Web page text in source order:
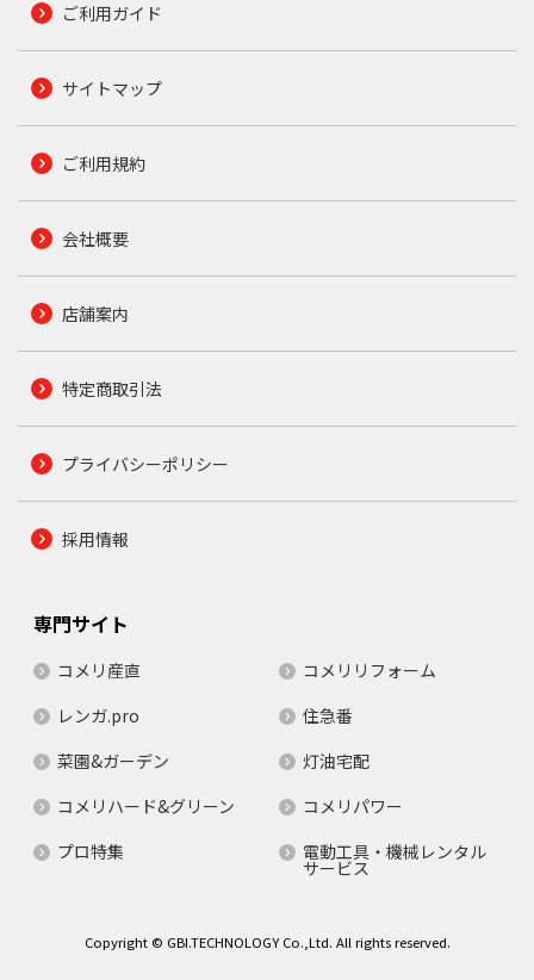
ご利用ガイド
サイトマップ
ご利用規約
会社概要
店舗案内
特定商取引法
プライバシーポリシー
採用情報
専門サイト
コメリ産直
コメリリフォーム
レンガ.pro
住急番
菜園&ガーデン
灯油宅配
コメリハード&グリーン
コメリパワー
プロ特集
電動工具・機械レンタル
サービス
Copyright © GBI.TECHNOLOGY Co.,Ltd. All rights reserved.